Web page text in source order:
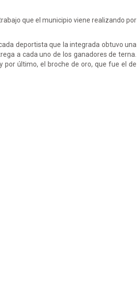
que el municipio viene realizando por
deportista que la integrada obtuvo una
a cada uno de los ganadores de terna.
por último, el broche de oro, que fue el de